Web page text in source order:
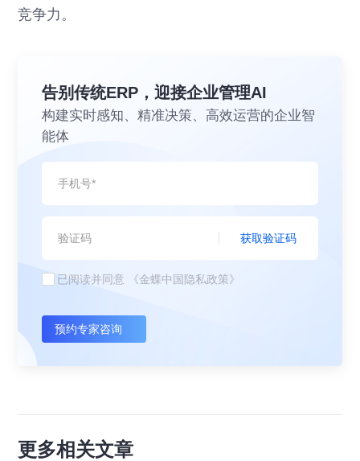
竞争力。
告别传统ERP，迎接企业管理AI
构建实时感知、精准决策、高效运营的企业智
能体
获取验证码
已阅读并同意 《金蝶中国隐私政策》
预约专家咨询
更多相关文章